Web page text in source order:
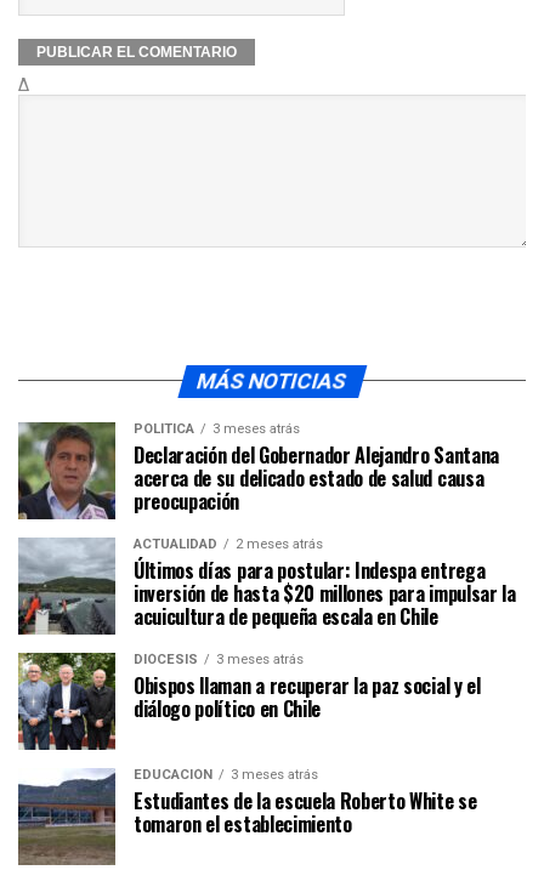
Δ
MÁS NOTICIAS
POLÍTICA 3 meses atrás
Declaración del Gobernador Alejandro Santana
acerca de su delicado estado de salud causa
preocupación
ACTUALIDAD 2 meses atrás
Últimos días para postular: Indespa entrega
inversión de hasta $20 millones para impulsar la
acuicultura de pequeña escala en Chile
DIÓCESIS 3 meses atrás
Obispos llaman a recuperar la paz social y el
diálogo político en Chile
EDUCACIÓN 3 meses atrás
Estudiantes de la escuela Roberto White se
tomaron el establecimiento